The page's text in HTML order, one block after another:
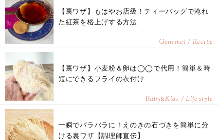
【裏ワザ】もはやお店級！ティーバッグで淹れ
た紅茶を格上げする方法
Gourmet / Recipe
【裏ワザ】小麦粉＆卵は◯◯で代用！簡単＆時
短にできるフライの衣付け
Baby&Kids / Life style
一瞬でバラバラに！えのきの石づきを簡単に分
ける裏ワザ【調理師直伝】